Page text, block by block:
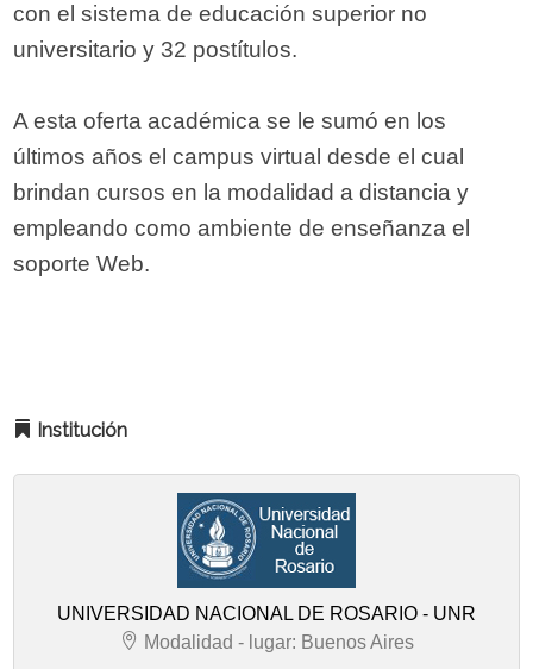
con el sistema de educación superior no
universitario y 32 postítulos.
A esta oferta académica se le sumó en los
últimos años el campus virtual desde el cual
brindan cursos en la modalidad a distancia y
empleando como ambiente de enseñanza el
soporte Web.
Institución
UNIVERSIDAD NACIONAL DE ROSARIO - UNR
Modalidad - lugar: Buenos Aires